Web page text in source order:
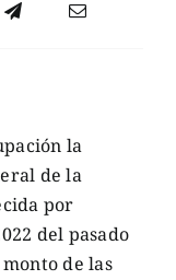
la
de la
por
del pasado
de las